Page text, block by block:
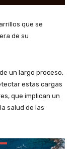
que se
de su
un largo proceso,
estas cargas
que implican un
salud de las